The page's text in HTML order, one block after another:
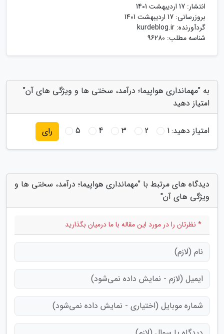
انتشار: 17 اردیبهشت 1401
بروزرسانی: 17 اردیبهشت 1401
گردآورنده: kurdeblog.ir
شناسه مطلب: 96280
به "مهمانداری هواپیما؛ درآمد، سختی ها و ویژگی های آن"
امتیاز دهید
امتیاز دهید:1
2
3
4
5 رای
دیدگاه های مرتبط با "مهمانداری هواپیما؛ درآمد، سختی ها و
ویژگی های آن"
* نظرتان را در مورد این مقاله با ما درمیان بگذارید